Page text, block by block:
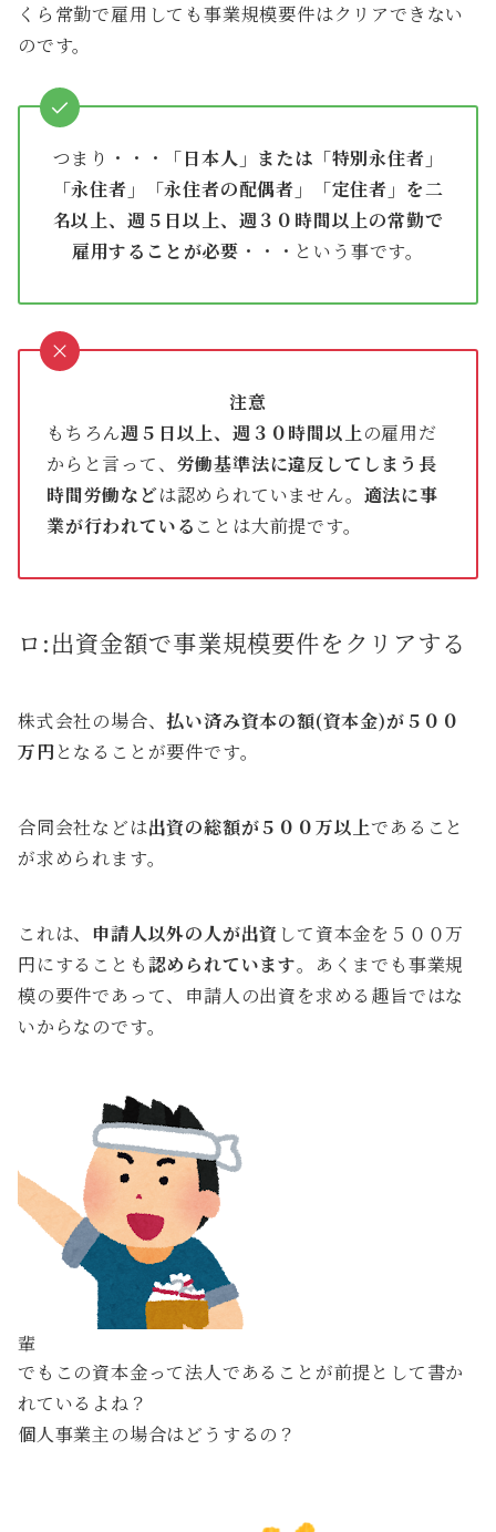
くら常勤で雇用しても事業規模要件はクリアできない
のです。
つまり・・・
「日本人」または「特別永住者」
「永住者」「永住者の配偶者」「定住者」を二
名以上、週５日以上、週３０時間以上の常勤で
雇用することが必要 ・・・という事です。
注意
もちろん週５日以上、週３０時間以上の雇用だ
からと言って、 労働基準法に違反してしまう長
時間労働などは認められていません。 適法に事
業が行われている ことは大前提です。
ロ:出資金額で事業規模要件をクリアする
株式会社の場合、払い済み資本の額(資本金)が５００
万円となることが要件です。
合同会社などは出資の総額が５００万以上であること
が求められます。
これは、 申請人以外の人が出資 して資本金を５００万
円にすることも認められています。あくまでも事業規
模の要件であって、申請人の出資を求める趣旨ではな
いからなのです。
輩
でもこの資本金って法人であることが前提として書か
れているよね？
個人事業主の場合はどうするの？